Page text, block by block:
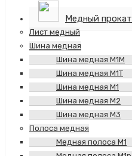
Медный прокат
Лист медный
Шина медная
Шина медная М1М
Шина медная М1Т
Шина медная М1
Шина медная М2
Шина медная М3
Полоса медная
Медная полоса М1